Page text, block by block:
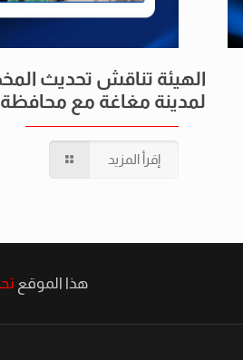
الهيئة تناقش تحديث
لمدينة مغاغة مع محافظة
إقرأ المزيد
هذا الموقع